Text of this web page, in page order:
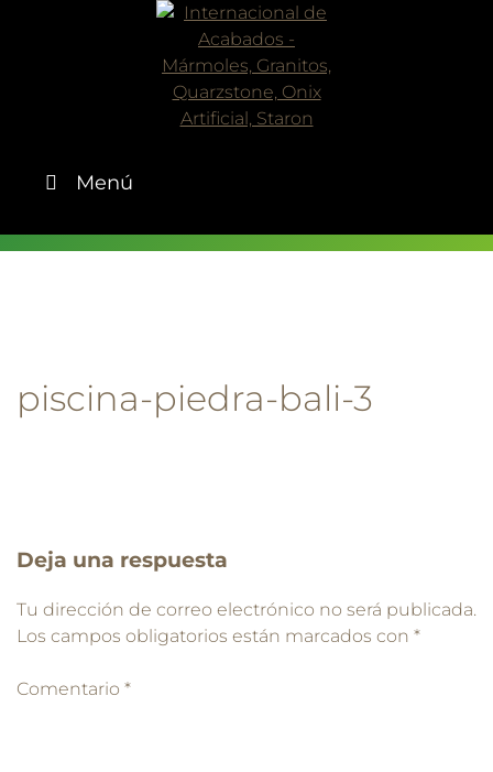
Menú
piscina-piedra-bali-3
Deja una respuesta
Tu dirección de correo electrónico no será publicada.
Los campos obligatorios están marcados con *
Comentario *